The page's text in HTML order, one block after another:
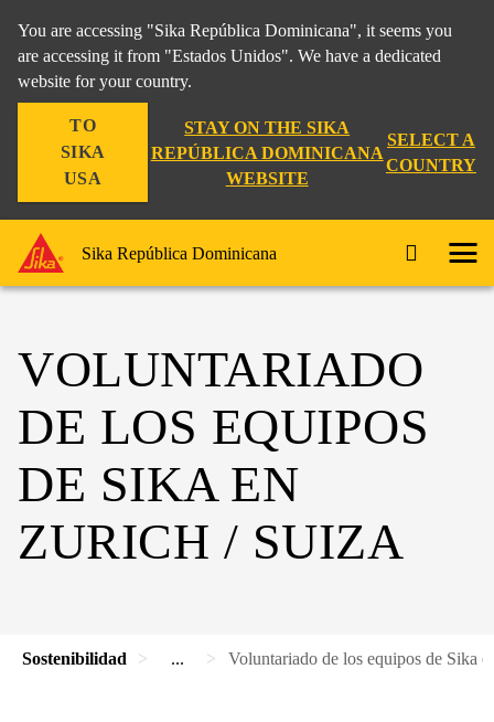
You are accessing "Sika República Dominicana", it seems you
are accessing it from "Estados Unidos". We have a dedicated
website for your country.
TO
SIKA
USA
STAY ON THE SIKA
REPÚBLICA DOMINICANA
WEBSITE
SELECT A
COUNTRY
Sika República Dominicana
VOLUNTARIADO
DE LOS EQUIPOS
DE SIKA EN
ZURICH / SUIZA
Sostenibilidad ... Voluntariado de los equipos de Sika